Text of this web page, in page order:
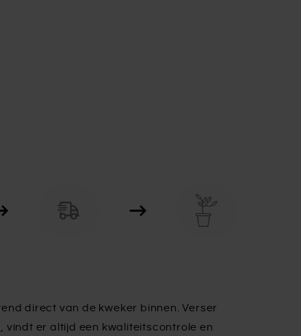
direct van de kweker binnen. Verser
vindt er altijd een kwaliteitscontrole en